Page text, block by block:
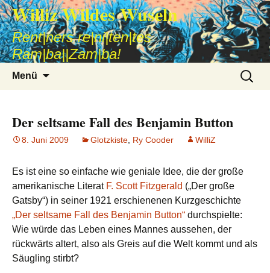
Williz Wildes Wuseln
Rent|ners re|ni|ten|tes
Ram|ba||Zam|ba!
Menü
Suche
nach:
Der seltsame Fall des Benjamin Button
8. Juni 2009 Glotzkiste Ry Cooder WilliZ
Es ist eine so einfache wie geniale Idee, die der große
amerikanische Literat F. Scott Fitzgerald („Der große
Gatsby“) in seiner 1921 erschienenen Kurzgeschichte
„Der seltsame Fall des Benjamin Button“ durchspielte:
Wie würde das Leben eines Mannes aussehen, der
rückwärts altert, also als Greis auf die Welt kommt und als
Säugling stirbt?